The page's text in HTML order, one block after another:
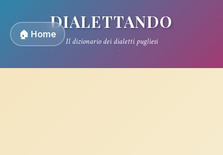
🏠 Home
DIALETTANDO
Il dizionario dei dialetti pugliesi